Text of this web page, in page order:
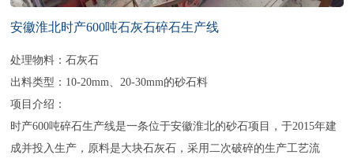
安徽淮北时产600吨石灰石碎石生产线
处理物料：石灰石
出料类型：10-20mm、20-30mm的砂石料
项目介绍：
时产600吨碎石生产线是一条位于安徽淮北的砂石项目，于2015年建
成并投入生产，原料是大块石灰石，采用二次破碎的生产工艺流